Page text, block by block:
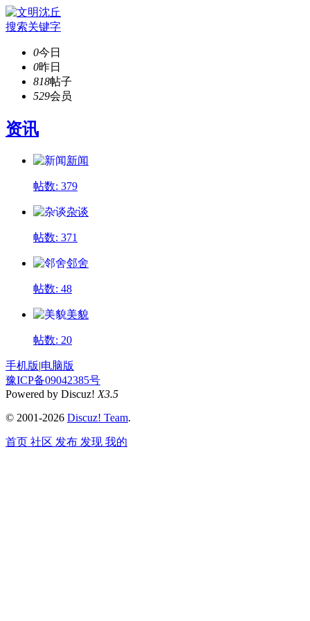
搜索关键字
0今日
0昨日
818帖子
529会员
资讯
新闻
帖数: 379
杂谈
帖数: 371
邻舍
帖数: 48
美貌
帖数: 20
手机版|电脑版
豫ICP备09042385号
Powered by Discuz! X3.5
© 2001-2026 Discuz! Team.
首页 社区 发布 发现 我的